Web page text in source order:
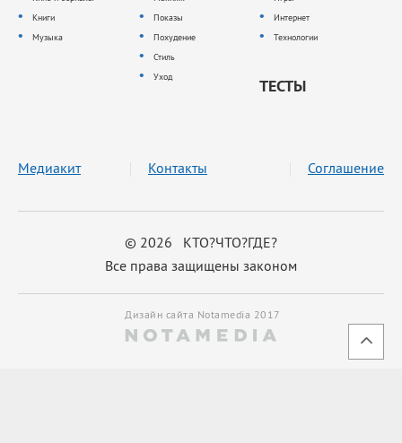
Книги
Музыка
Показы
Похудение
Стиль
Уход
Интернет
Технологии
ТЕСТЫ
© 2026 КТО?ЧТО?ГДЕ?
Все права защищены законом
Медиакит Контакты Соглашение
Дизайн сайта Notamedia 2017